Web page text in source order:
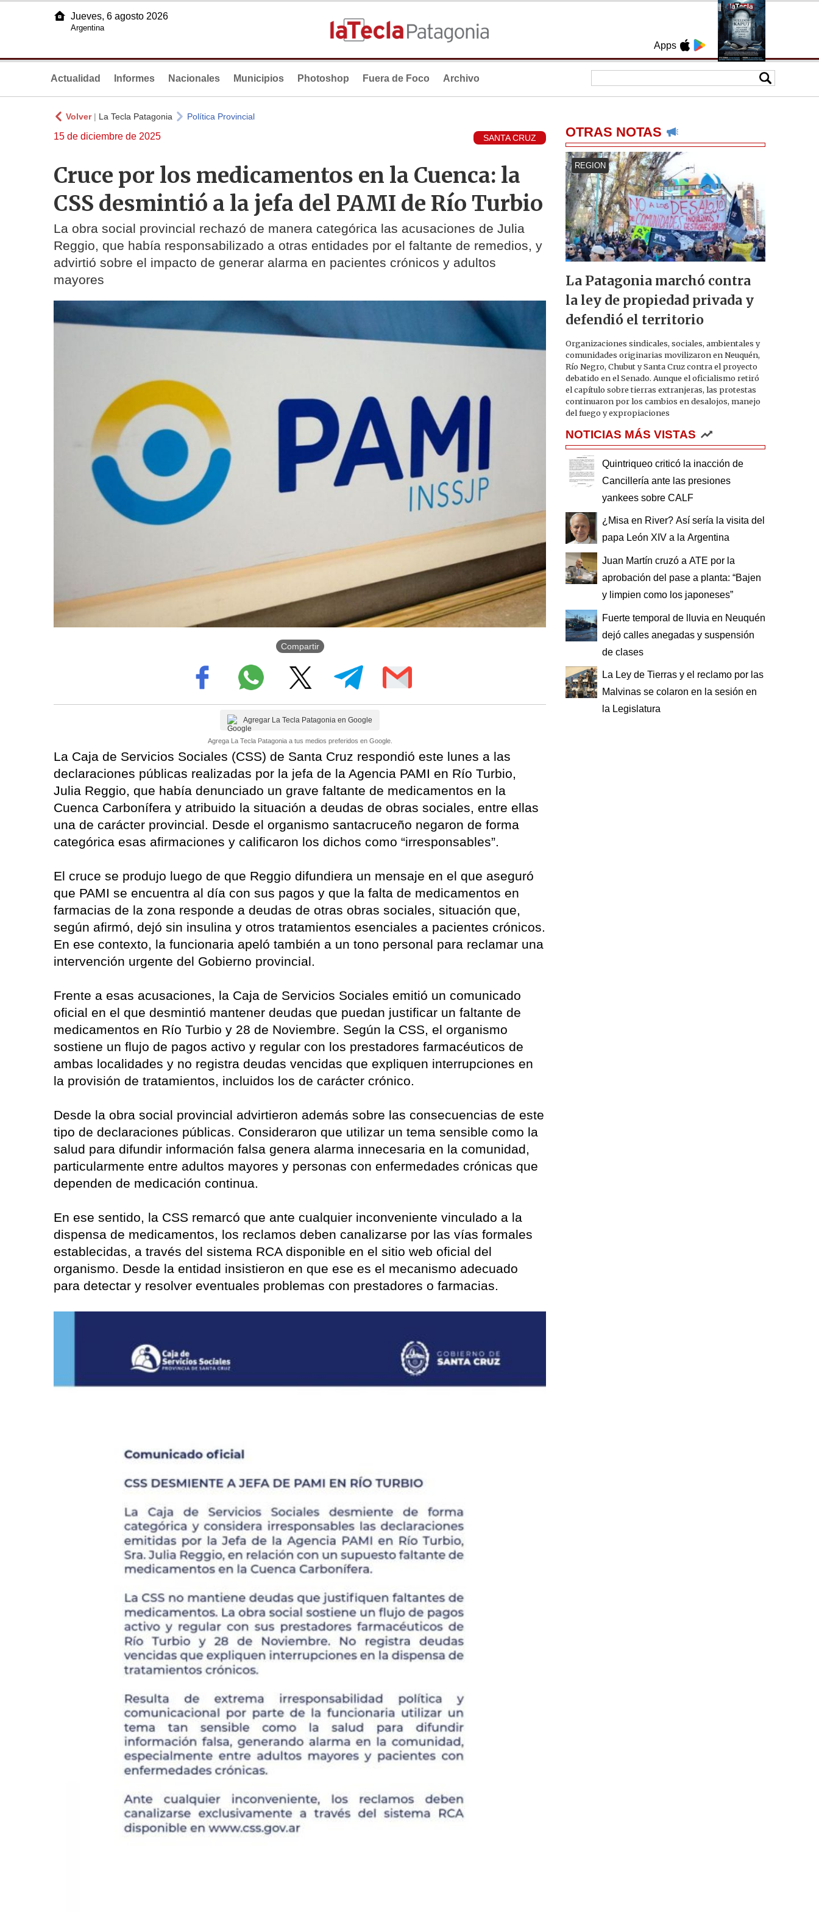
Apps
Jueves, 6 agosto 2026
Argentina
Actualidad Informes Nacionales Municipios Photoshop Fuera de Foco Archivo
Volver| La Tecla Patagonia Política Provincial
15 de diciembre de 2025 SANTA CRUZ
Cruce por los medicamentos en la Cuenca: la
CSS desmintió a la jefa del PAMI de Río Turbio
La obra social provincial rechazó de manera categórica las acusaciones de Julia
Reggio, que había responsabilizado a otras entidades por el faltante de remedios, y
advirtió sobre el impacto de generar alarma en pacientes crónicos y adultos
mayores
Compartir
Agregar La Tecla Patagonia en Google
Agrega La Tecla Patagonia a tus medios preferidos en Google.
La Caja de Servicios Sociales (CSS) de Santa Cruz respondió este lunes a las
declaraciones públicas realizadas por la jefa de la Agencia PAMI en Río Turbio,
Julia Reggio, que había denunciado un grave faltante de medicamentos en la
Cuenca Carbonífera y atribuido la situación a deudas de obras sociales, entre ellas
una de carácter provincial. Desde el organismo santacruceño negaron de forma
categórica esas afirmaciones y calificaron los dichos como “irresponsables”.
El cruce se produjo luego de que Reggio difundiera un mensaje en el que aseguró
que PAMI se encuentra al día con sus pagos y que la falta de medicamentos en
farmacias de la zona responde a deudas de otras obras sociales, situación que,
según afirmó, dejó sin insulina y otros tratamientos esenciales a pacientes crónicos.
En ese contexto, la funcionaria apeló también a un tono personal para reclamar una
intervención urgente del Gobierno provincial.
Frente a esas acusaciones, la Caja de Servicios Sociales emitió un comunicado
oficial en el que desmintió mantener deudas que puedan justificar un faltante de
medicamentos en Río Turbio y 28 de Noviembre. Según la CSS, el organismo
sostiene un flujo de pagos activo y regular con los prestadores farmacéuticos de
ambas localidades y no registra deudas vencidas que expliquen interrupciones en
la provisión de tratamientos, incluidos los de carácter crónico.
Desde la obra social provincial advirtieron además sobre las consecuencias de este
tipo de declaraciones públicas. Consideraron que utilizar un tema sensible como la
salud para difundir información falsa genera alarma innecesaria en la comunidad,
particularmente entre adultos mayores y personas con enfermedades crónicas que
dependen de medicación continua.
En ese sentido, la CSS remarcó que ante cualquier inconveniente vinculado a la
dispensa de medicamentos, los reclamos deben canalizarse por las vías formales
establecidas, a través del sistema RCA disponible en el sitio web oficial del
organismo. Desde la entidad insistieron en que ese es el mecanismo adecuado
para detectar y resolver eventuales problemas con prestadores o farmacias.
OTRAS NOTAS
REGION
La Patagonia marchó contra
la ley de propiedad privada y
defendió el territorio
Organizaciones sindicales, sociales, ambientales y
comunidades originarias movilizaron en Neuquén,
Río Negro, Chubut y Santa Cruz contra el proyecto
debatido en el Senado. Aunque el oficialismo retiró
el capítulo sobre tierras extranjeras, las protestas
continuaron por los cambios en desalojos, manejo
del fuego y expropiaciones
NOTICIAS MÁS VISTAS
Quintriqueo criticó la inacción de
Cancillería ante las presiones
yankees sobre CALF
¿Misa en River? Así sería la visita del
papa León XIV a la Argentina
Juan Martín cruzó a ATE por la
aprobación del pase a planta: “Bajen
y limpien como los japoneses”
Fuerte temporal de lluvia en Neuquén
dejó calles anegadas y suspensión
de clases
La Ley de Tierras y el reclamo por las
Malvinas se colaron en la sesión en
la Legislatura